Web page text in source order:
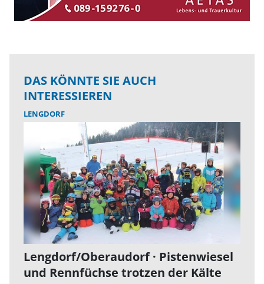
DAS KÖNNTE SIE AUCH
INTERESSIEREN
LENGDORF
Lengdorf/Oberaudorf · Pistenwiesel
und Rennfüchse trotzen der Kälte